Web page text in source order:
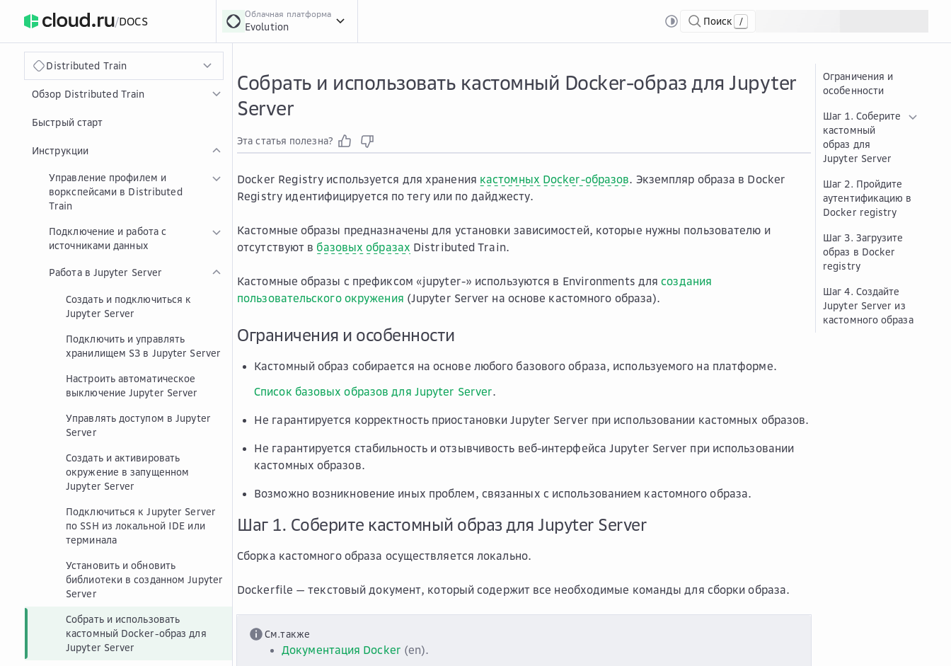
/DOCS
Облачная платформа
Evolution Поиск /
Distributed Train
Обзор Distributed Train
Быстрый старт
Инструкции
Управление профилем и
воркспейсами в Distributed
Train
Подключение и работа с
источниками данных
Работа в Jupyter Server
Создать и подключиться к
Jupyter Server
Подключить и управлять
хранилищем S3 в Jupyter Server
Настроить автоматическое
выключение Jupyter Server
Управлять доступом в Jupyter
Server
Создать и активировать
окружение в запущенном
Jupyter Server
Подключиться к Jupyter Server
по SSH из локальной IDE или
терминала
Установить и обновить
библиотеки в созданном Jupyter
Server
Собрать и использовать
кастомный Docker-образ для
Jupyter Server
Собрать и использовать кастомный Docker-образ для Jupyter
Server
Эта статья полезна?
Docker Registry используется для хранения кастомных Docker-образов. Экземпляр образа в Docker
Registry идентифицируется по тегу или по дайджесту.
Кастомные образы предназначены для установки зависимостей, которые нужны пользователю и
отсутствуют в базовых образах Distributed Train.
Кастомные образы с префиксом «jupyter-» используются в Environments длясоздания
пользовательского окружения (Jupyter Server на основе кастомного образа).
Ограничения и особенности
Кастомный образ собирается на основе любого базового образа, используемого на платформе.
Список базовых образов для Jupyter Server.
Не гарантируется корректность приостановки Jupyter Server при использовании кастомных образов.
Не гарантируется стабильность и отзывчивость веб-интерфейса Jupyter Server при использовании
кастомных образов.
Возможно возникновение иных проблем, связанных с использованием кастомного образа.
Шаг 1. Соберите кастомный образ для Jupyter Server
Сборка кастомного образа осуществляется локально.
Dockerfile — текстовый документ, который содержит все необходимые команды для сборки образа.
См.также
Документация Docker (en).
Ограничения и
особенности
Шаг 1. Соберите
кастомный
образ для
Jupyter Server
Шаг 2. Пройдите
аутентификацию в
Docker registry
Шаг 3. Загрузите
образ в Docker
registry
Шаг 4. Создайте
Jupyter Server из
кастомного образа